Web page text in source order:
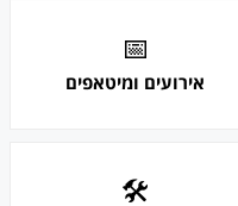
📅
אירועים ומיטאפים
🛠